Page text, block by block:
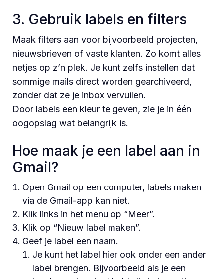
3. Gebruik labels en filters
Maak filters aan voor bijvoorbeeld projecten,
nieuwsbrieven of vaste klanten. Zo komt alles
netjes op z’n plek. Je kunt zelfs instellen dat
sommige mails direct worden gearchiveerd,
zonder dat ze je inbox vervuilen.
Door labels een kleur te geven, zie je in één
oogopslag wat belangrijk is.
Hoe maak je een label aan in
Gmail?
Open Gmail op een computer, labels maken
via de Gmail-app kan niet.
Klik links in het menu op “Meer”.
Klik op “Nieuw label maken”.
Geef je label een naam.
Je kunt het label hier ook onder een ander
label brengen. Bijvoorbeeld als je een